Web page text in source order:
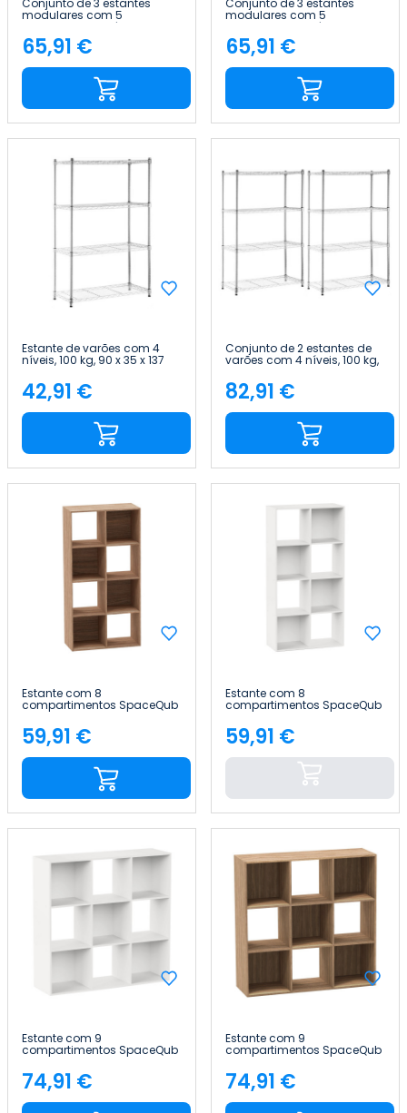
Conjunto de 3 estantes
modulares com 5
prateleiras ajustáveis, 180 x
40 x 40 cm, 175 kg Thinia
Home
Preço
65,91 €
Conjunto de 3 estantes
modulares com 5
prateleiras ajustáveis, 180 x
40 x 40 cm, 175 kg Thinia
Home
Preço
65,91 €
Estante de varões com 4
níveis, 100 kg, 90 x 35 x 137
cm Thinia Home
Preço
42,91 €
Conjunto de 2 estantes de
varões com 4 níveis, 100 kg,
Home
Preço
82,91 €
Estante com 8
compartimentos SpaceQub
67.5x32x134cm 7house
Preço
59,91 €
Estante com 8
compartimentos SpaceQub
67.5x32x134cm 7house
Preço
59,91 €
Estante com 9
compartimentos SpaceQub
100.5x32x100.5cm 7house
Preço
74,91 €
Estante com 9
compartimentos SpaceQub
100.5x32x100.5cm 7house
Preço
74,91 €